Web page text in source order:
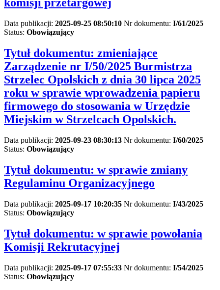
komisji przetargowej
Data publikacji: 2025-09-25 08:50:10 Nr dokumentu: I/61/2025
Status: Obowiązujący
Tytuł dokumentu: zmieniające
Zarządzenie nr I/50/2025 Burmistrza
Strzelec Opolskich z dnia 30 lipca 2025
roku w sprawie wprowadzenia papieru
firmowego do stosowania w Urzędzie
Miejskim w Strzelcach Opolskich.
Data publikacji: 2025-09-23 08:30:13 Nr dokumentu: I/60/2025
Status: Obowiązujący
Tytuł dokumentu: w sprawie zmiany
Regulaminu Organizacyjnego
Data publikacji: 2025-09-17 10:20:35 Nr dokumentu: I/43/2025
Status: Obowiązujący
Tytuł dokumentu: w sprawie powołania
Komisji Rekrutacyjnej
Data publikacji: 2025-09-17 07:55:33 Nr dokumentu: I/54/2025
Status: Obowiązujący